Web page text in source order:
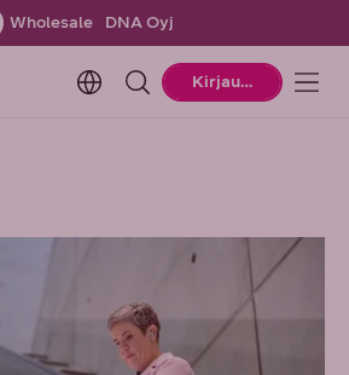
Wholesale DNA Oyj
Change language. Current
Kirjaudu